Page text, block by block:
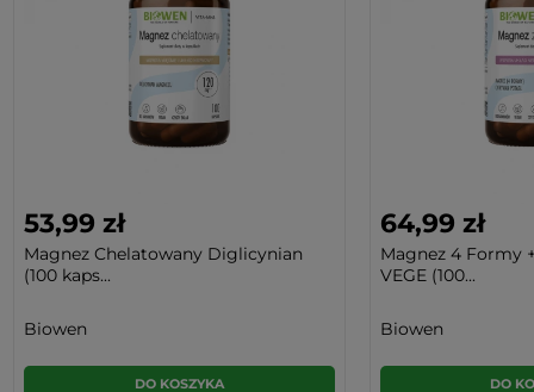
53,99 zł
Magnez Chelatowany Diglicynian
(100 kaps...
Biowen
DO KOSZYKA
64,99 zł
Magnez 4 Formy
VEGE (100...
Biowen
DO